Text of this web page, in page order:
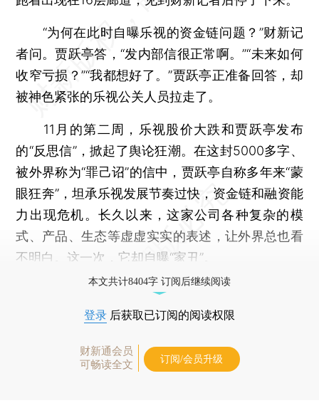
“为何在此时自曝乐视的资金链问题？”财新记
者问。贾跃亭答，“发内部信很正常啊。”“未来如何
收窄亏损？”“我都想好了。”贾跃亭正准备回答，却
被神色紧张的乐视公关人员拉走了。
11月的第二周，乐视股价大跌和贾跃亭发布
的“反思信”，掀起了舆论狂潮。在这封5000多字、
被外界称为“罪己诏”的信中，贾跃亭自称多年来“蒙
眼狂奔”，坦承乐视发展节奏过快，资金链和融资能
力出现危机。长久以来，这家公司各种复杂的模
式、产品、生态等虚虚实实的表述，让外界总也看
不明白。这一次，它却自曝“家丑”。
本文共计8404字 订阅后继续阅读
登录 后获取已订阅的阅读权限
财新通会员
可畅读全文
订阅/会员升级